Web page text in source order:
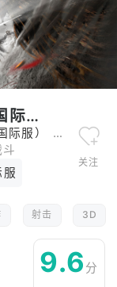
永劫无间手游（国际服）
劫无间手游
服
关注
射击 3D
9.6 分